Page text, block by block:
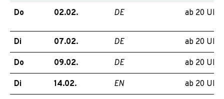
Do 02.02. DE ab 20 Uhr
Di 07.02. DE
ab 20 Uhr
Do
09.02. DE
ab 20 Uhr
Di
14.02. EN ab 20 Uhr